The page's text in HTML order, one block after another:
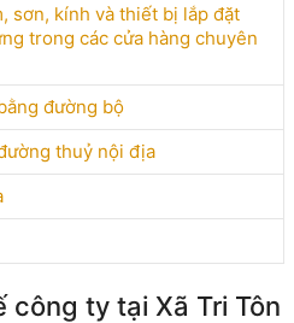
sơn, kính và thiết bị lắp đặt
trong các cửa hàng chuyên
đường bộ
thuỷ nội địa
công ty tại Xã Tri Tôn